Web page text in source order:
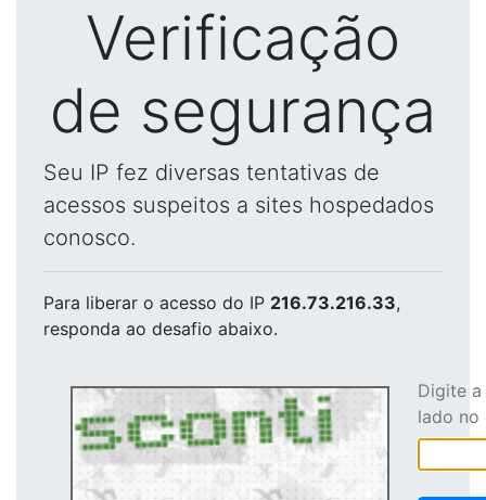
Verificação
de segurança
Seu IP fez diversas tentativas de
acessos suspeitos a sites hospedados
conosco.
Para liberar o acesso do IP 216.73.216.33,
responda ao desafio abaixo.
Digite
lado no